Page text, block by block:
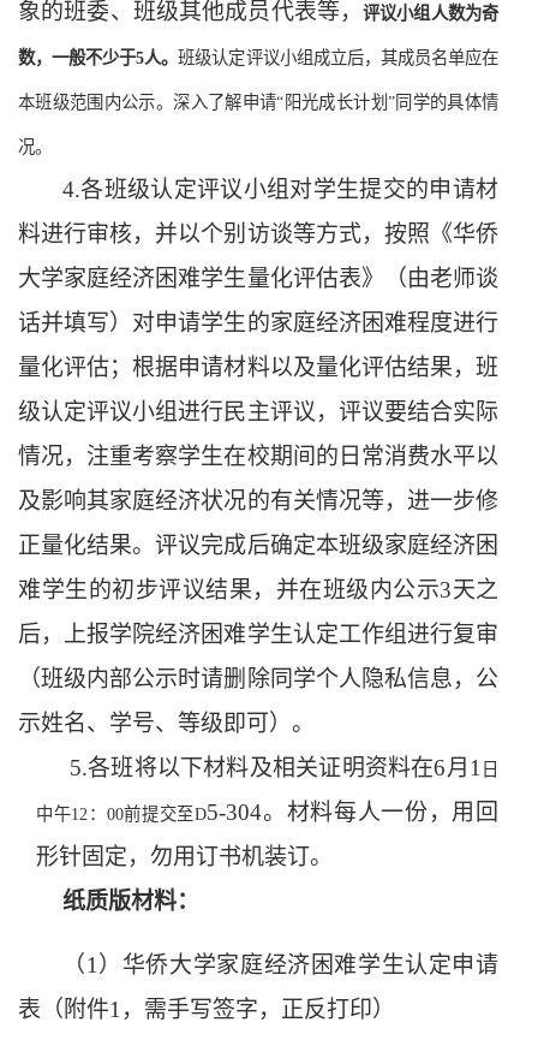
象的班委、班级其他成员代表等，评议小组人数为奇
数，一般不少于5人。班级认定评议小组成立后，其成员名单应在
本班级范围内公示。深入了解申请“阳光成长计划”同学的具体情
况。
4.各班级认定评议小组对学生提交的申请材
料进行审核，并以个别访谈等方式，按照《华侨
大学家庭经济困难学生量化评估表》（由老师谈
话并填写）对申请学生的家庭经济困难程度进行
量化评估；根据申请材料以及量化评估结果，班
级认定评议小组进行民主评议，评议要结合实际
情况，注重考察学生在校期间的日常消费水平以
及影响其家庭经济状况的有关情况等，进一步修
正量化结果。评议完成后确定本班级家庭经济困
难学生的初步评议结果，并在班级内公示3天之
后，上报学院经济困难学生认定工作组进行复审
（班级内部公示时请删除同学个人隐私信息，公
示姓名、学号、等级即可）。
5.各班将以下材料及相关证明资料在6月 1 日
中午12：00前提交至D5-304。材料每人一份，用回
形针固定，勿用订书机装订。
纸质版材料：
（1 ）华侨大学家庭经济困难学生认定申请
表（附件1 ，需手写签字，正反打印）